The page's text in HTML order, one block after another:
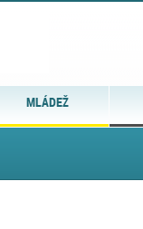
MLÁDEŽ